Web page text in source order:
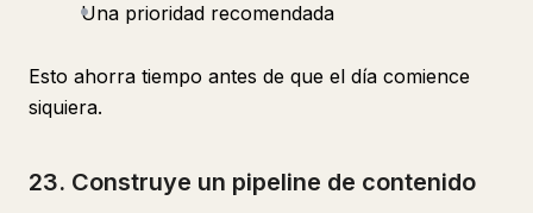
Una prioridad recomendada
Esto ahorra tiempo antes de que el día comience
siquiera.
23. Construye un pipeline de contenido